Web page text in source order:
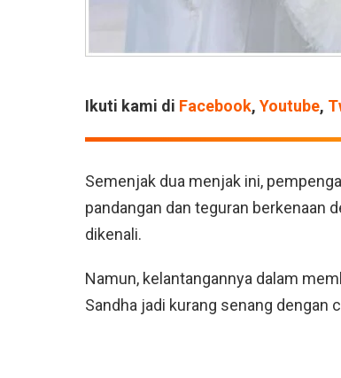
Ikuti kami di Facebook, Youtube,
Semenjak dua menjak ini,
pandangan dan teguran berkenaan
dikenali.
Namun, kelantangannya dalam
Sandha jadi kurang senang dengan